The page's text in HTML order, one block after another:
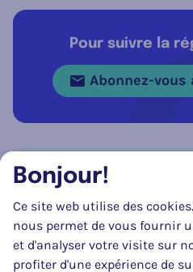
Pour suivre la
Abonnez-
Suivez-
Bonjour!
Ce site web utilise des
nous permet de vous fournir
et d'analyser votre visite sur
profiter d'une expérience de